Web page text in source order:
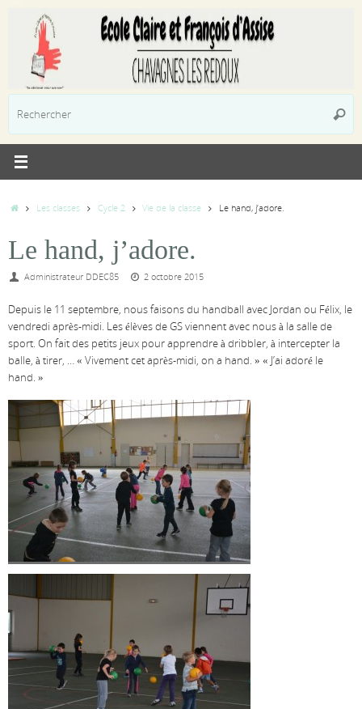
contenu
:
AccueilLes classes Cycle 2 Vie de la classe Le hand, j’adore.
Le hand, j’adore.
Administrateur DDEC85 2 octobre 2015
Depuis le 11 septembre, nous faisons du handball avec Jordan ou Félix, le
vendredi après-midi. Les élèves de GS viennent avec nous à la salle de
sport. On fait des petits jeux pour apprendre à dribbler, à intercepter la
balle, à tirer, … « Vivement cet après-midi, on a hand. » « J’ai adoré le
hand. »